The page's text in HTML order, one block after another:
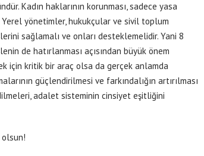
Kadın haklarının korunması, sadece yasa
yönetimler, hukukçular ve sivil toplum
sağlamalı ve onları desteklemelidir. Yani 8
de hatırlanması açısından büyük önem
için kritik bir araç olsa da gerçek anlamda
güçlendirilmesi ve farkındalığın artırılması
adalet sisteminin cinsiyet eşitliğini
olsun!